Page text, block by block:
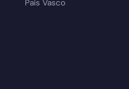
País Vasco